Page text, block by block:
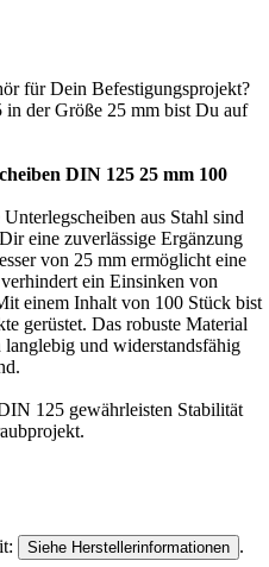
für Dein Befestigungsprojekt?
der Größe 25 mm bist Du auf
DIN 125 25 mm 100
aus Stahl sind
eine zuverlässige Ergänzung
von 25 mm ermöglicht eine
ein Einsinken von
einem Inhalt von 100 Stück bist
gerüstet. Das robuste Material
langlebig und widerstandsfähig
125 gewährleisten Stabilität
Siehe Herstellerinformationen .